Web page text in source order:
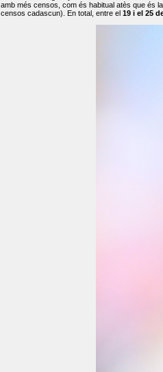
amb més censos, com és habitual atès que és
censos cadascun). En total, entre el 19 i el 25